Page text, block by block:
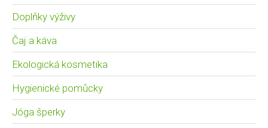
Doplňky výživy
Čaj a káva
Ekologická kosmetika
Hygienické pomůcky
Jóga šperky